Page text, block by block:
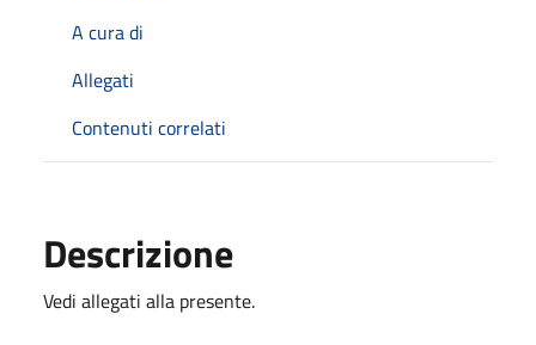
A cura di
Allegati
Contenuti correlati
Descrizione
Vedi allegati alla presente.